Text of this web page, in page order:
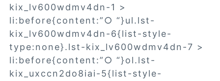
kix_lv600wdmv4dn-1 >
li:before{content:”○ “}ul.lst-
kix_lv600wdmv4dn-6{list-style-
type:none}.lst-kix_lv600wdmv4dn-7 >
li:before{content:”○ “}ol.lst-
kix_uxccn2do8iai-5{list-style-